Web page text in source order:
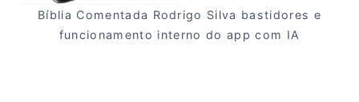
Bíblia Comentada Rodrigo Silva bastidores e
funcionamento interno do app com IA